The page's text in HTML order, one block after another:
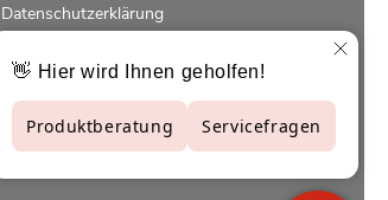
Datenschutzerklärung
Widerrufsrecht